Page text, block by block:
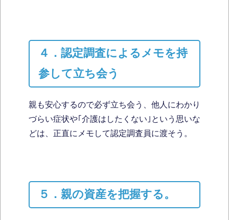
４．認定調査によるメモを持
参して立ち会う
親も安心するので必ず立ち会う、他人にわかり
づらい症状や｢介護はしたくない｣という思いな
どは、正直にメモして認定調査員に渡そう。
５．親の資産を把握する。